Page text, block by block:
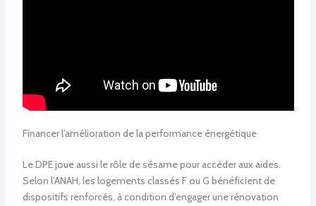
Financer l’amélioration de la performance énergétique
Le DPE joue aussi le rôle de sésame pour accéder aux aides.
Selon l’ANAH, les logements classés F ou G bénéficient de
dispositifs renforcés, à condition d’engager une rénovation